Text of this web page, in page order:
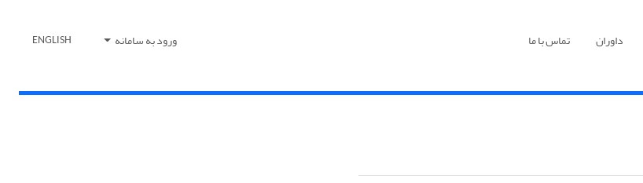
داوران تماس با ما ورود به سامانه ENGLISH